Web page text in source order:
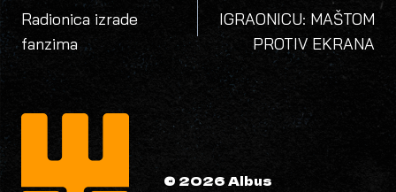
NAVIGATION
Radionica izrade
fanzima
IGRAONICU: MAŠTOM
PROTIV EKRANA
© 2026 Albus